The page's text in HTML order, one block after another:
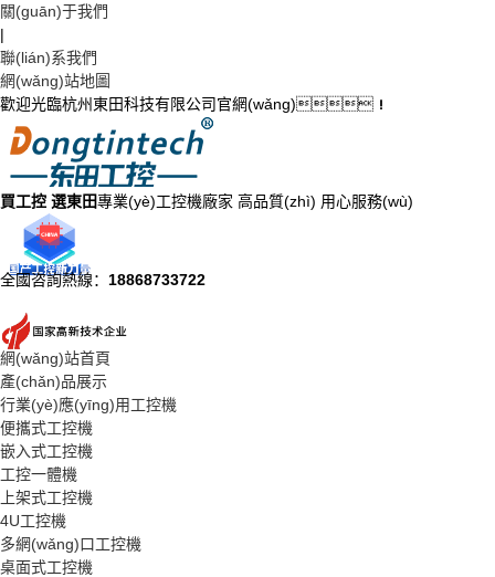
關(guān)于我們
|
聯(lián)系我們
網(wǎng)站地圖
歡迎光臨杭州東田科技有限公司官網(wǎng)！
買工控 選東田專業(yè)工控機廠家 高品質(zhì) 用心服務(wù)
全國咨詢熱線： 18868733722
網(wǎng)站首頁
產(chǎn)品展示
行業(yè)應(yīng)用工控機
便攜式工控機
嵌入式工控機
工控一體機
上架式工控機
4U工控機
多網(wǎng)口工控機
桌面式工控機